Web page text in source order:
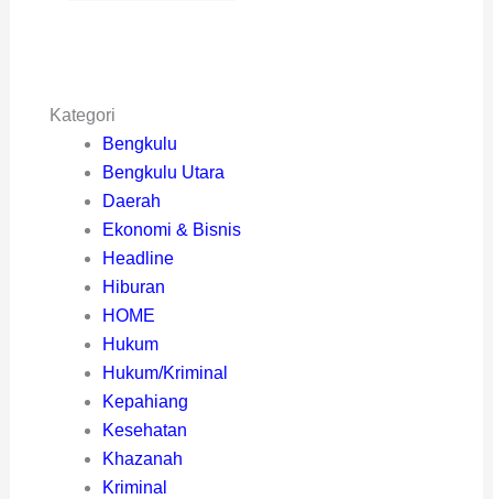
Kategori
Bengkulu
Bengkulu Utara
Daerah
Ekonomi & Bisnis
Headline
Hiburan
HOME
Hukum
Hukum/Kriminal
Kepahiang
Kesehatan
Khazanah
Kriminal